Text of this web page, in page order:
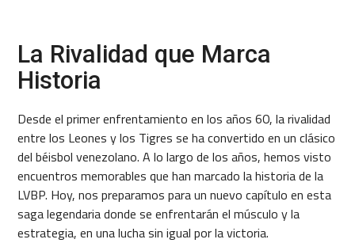
La Rivalidad que Marca
Historia
Desde el primer enfrentamiento en los años 60, la rivalidad
entre los Leones y los Tigres se ha convertido en un clásico
del béisbol venezolano. A lo largo de los años, hemos visto
encuentros memorables que han marcado la historia de la
LVBP. Hoy, nos preparamos para un nuevo capítulo en esta
saga legendaria donde se enfrentarán el músculo y la
estrategia, en una lucha sin igual por la victoria.